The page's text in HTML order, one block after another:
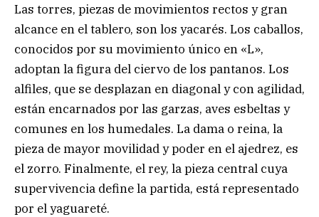
Las torres, piezas de movimientos rectos y gran
alcance en el tablero, son los yacarés. Los caballos,
conocidos por su movimiento único en «L»,
adoptan la figura del ciervo de los pantanos. Los
alfiles, que se desplazan en diagonal y con agilidad,
están encarnados por las garzas, aves esbeltas y
comunes en los humedales. La dama o reina, la
pieza de mayor movilidad y poder en el ajedrez, es
el zorro. Finalmente, el rey, la pieza central cuya
supervivencia define la partida, está representado
por el yaguareté.